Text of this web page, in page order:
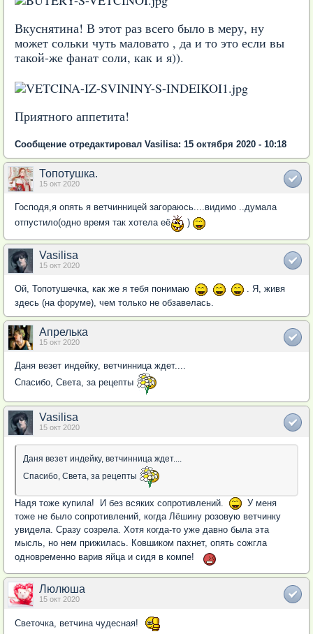
Вкуснятина! В этот раз всего было в меру, ну
может сольки чуть маловато , да и то это если вы
такой-же фанат соли, как и я)).
Приятного аппетита!
Сообщение отредактировал Vasilisa: 15 октября 2020 - 10:18
Топотушка.
15 окт 2020
Господя,я опять я ветчинницей загораюсь....видимо ..думала
отпустило(одно время так хотела её
)
Vasilisa
15 окт 2020
Ой, Топотушечка, как же я тебя понимаю
. Я, живя
здесь (на форуме), чем только не обзавелась.
Апрелька
15 окт 2020
Даня везет индейку, ветчинница ждет....
Спасибо, Света, за рецепты
Vasilisa
15 окт 2020
Даня везет индейку, ветчинница ждет....
Спасибо, Света, за рецепты
Надя тоже купила! И без всяких сопротивлений.
У меня
тоже не было сопротивлений, когда Лёшину розовую ветчинку
увидела. Сразу созрела. Хотя когда-то уже давно была эта
мысль, но нем прижилась. Ковшиком пахнет, опять сожгла
одновременно варив яйца и сидя в компе!
Люлюша
15 окт 2020
Светочка, ветчина чудесная!